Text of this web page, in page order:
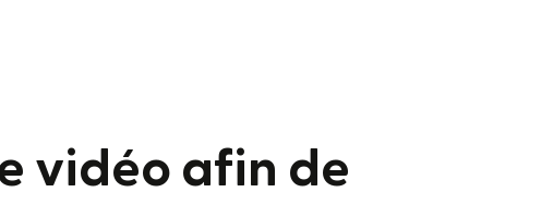
vidéo afin de